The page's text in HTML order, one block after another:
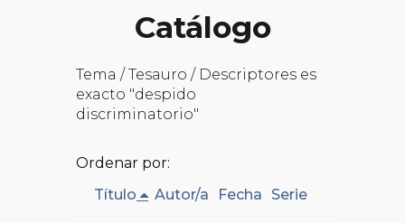
Catálogo
Tema / Tesauro / Descriptores es
exacto "despido
discriminatorio"
Ordenar por:
Título
Autor/a Fecha Serie